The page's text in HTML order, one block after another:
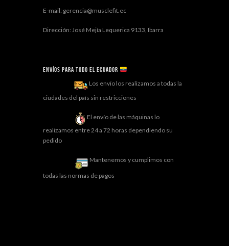
E-mail: gerencia@musclefit.ec
Dirección: José Mejía Lequerica 9133, Ibarra
Envíos para todo el ECUADOR
Los envío los realizamos a todas la
ciudades del país sin restricciones
El envío de las máquinas lo
realizamos entre 24 a 72 horas dependiendo su
pedido
Mantenemos y cumplimos con
todas las normas de pagos